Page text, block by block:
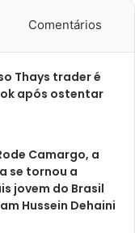
insetos indesejados
detergente e água
plantas. O
e
realmente são
do solo em
Comentários
Thays trader é
após ostentar
Camargo, a
se tornou a
jovem do Brasil
Hussein Dehaini